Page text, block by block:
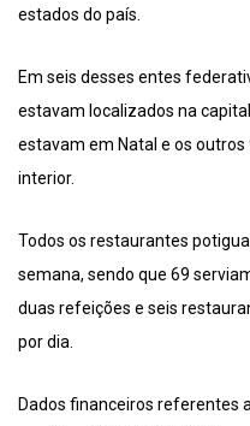
estados do país.
Em seis desses entes
estavam localizados na
estavam em Natal e os
interior.
Todos os restaurantes
semana, sendo que 69
duas refeições e seis
por dia.
Dados financeiros referentes